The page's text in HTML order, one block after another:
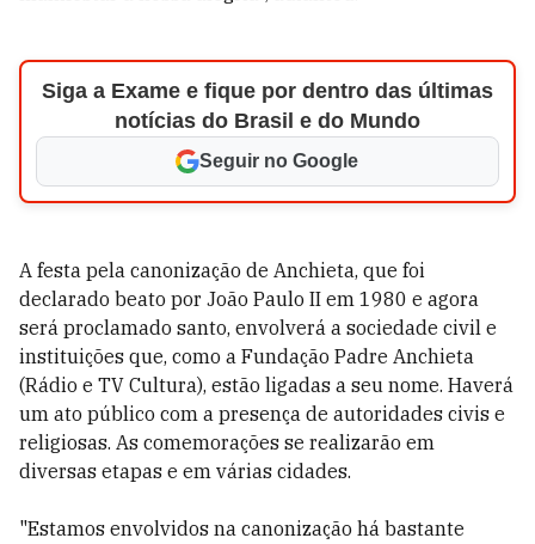
Siga a Exame e fique por dentro das últimas
notícias do Brasil e do Mundo
Seguir no Google
A festa pela canonização de Anchieta, que foi
declarado beato por João Paulo II em 1980 e agora
será proclamado santo, envolverá a sociedade civil e
instituições que, como a Fundação Padre Anchieta
(Rádio e TV Cultura), estão ligadas a seu nome. Haverá
um ato público com a presença de autoridades civis e
religiosas. As comemorações se realizarão em
diversas etapas e em várias cidades.
"Estamos envolvidos na canonização há bastante